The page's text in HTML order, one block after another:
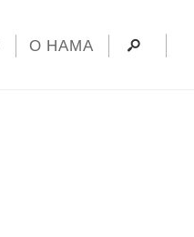
О НАМА